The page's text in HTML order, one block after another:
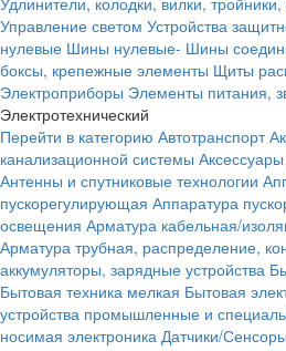
Управление светом Устройства
нулевые Шины нулевые- Шины
боксы, крепежные элементы Щиты
Электроприборы Элементы питания,
Электротехнический
Перейти в категорию Автотранспорт
канализационной системы
Антенны и спутниковые технологии
пускорегулирующая Аппаратура
освещения Арматура кабельная/
Арматура трубная, распределение,
аккумуляторы, зарядные устройства
Бытовая техника мелкая Бытовая
устройства промышленные и
носимая электроника Датчики/Сенсоры